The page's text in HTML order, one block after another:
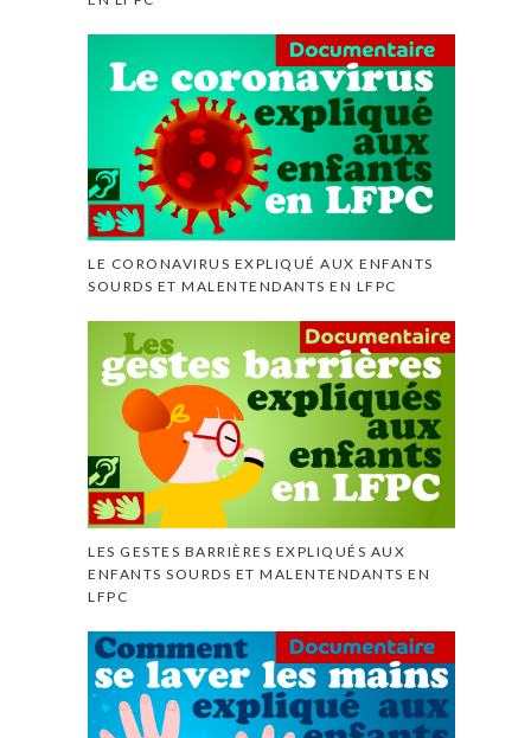
LE CORONAVIRUS EXPLIQUÉ AUX ENFANTS
SOURDS ET MALENTENDANTS EN LFPC
LES GESTES BARRIÈRES EXPLIQUÉS AUX
ENFANTS SOURDS ET MALENTENDANTS EN
LFPC